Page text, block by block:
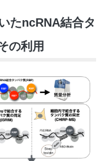
たncRNA結合タ
の利用